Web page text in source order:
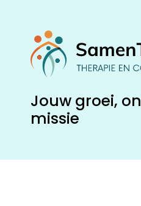
Jouw groei,
missie